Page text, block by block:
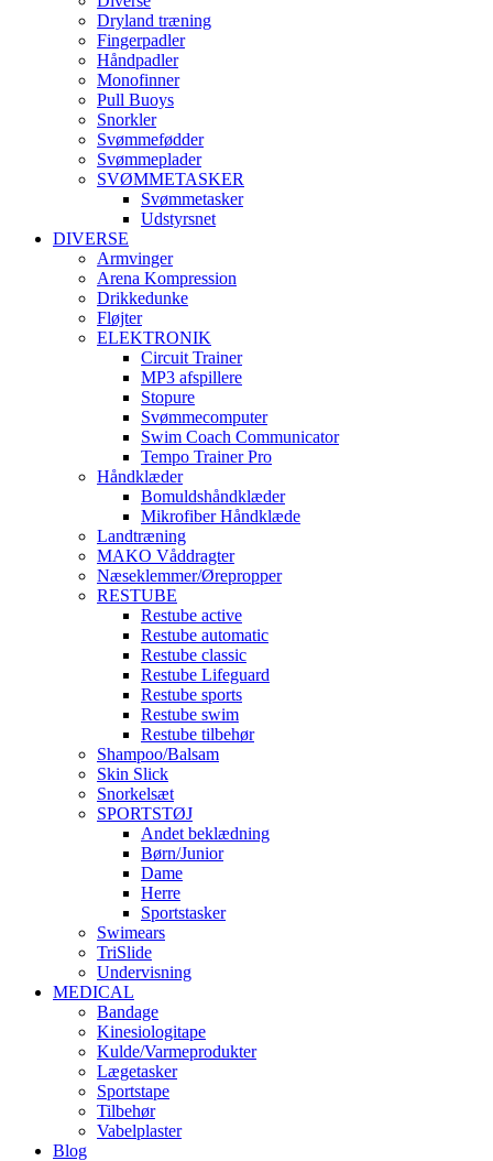
Dryland træning
Fingerpadler
Håndpadler
Monofinner
Pull Buoys
Snorkler
Svømmefødder
Svømmeplader
SVØMMETASKER
Svømmetasker
Udstyrsnet
DIVERSE
Armvinger
Arena Kompression
Drikkedunke
Fløjter
ELEKTRONIK
Circuit Trainer
MP3 afspillere
Stopure
Svømmecomputer
Swim Coach Communicator
Tempo Trainer Pro
Håndklæder
Bomuldshåndklæder
Mikrofiber Håndklæde
Landtræning
MAKO Våddragter
Næseklemmer/Ørepropper
RESTUBE
Restube active
Restube automatic
Restube classic
Restube Lifeguard
Restube sports
Restube swim
Restube tilbehør
Shampoo/Balsam
Skin Slick
Snorkelsæt
SPORTSTØJ
Andet beklædning
Børn/Junior
Dame
Herre
Sportstasker
Swimears
TriSlide
Undervisning
MEDICAL
Bandage
Kinesiologitape
Kulde/Varmeprodukter
Lægetasker
Sportstape
Tilbehør
Vabelplaster
Blog